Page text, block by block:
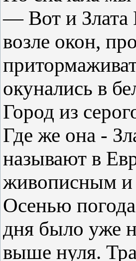
— Вот и Злата
возле окон,
окунались в
Город из
Где же она -
называют в
живописным и
Осенью
дня было уже
выше нуля.